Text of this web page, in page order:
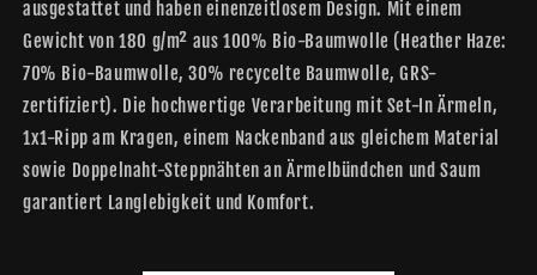
ausgestattet und haben einenzeitlosem Design. Mit einem
Gewicht von 180 g/m² aus 100% Bio-Baumwolle (Heather Haze:
70% Bio-Baumwolle, 30% recycelte Baumwolle, GRS-
zertifiziert). Die hochwertige Verarbeitung mit Set-In Ärmeln,
1x1-Ripp am Kragen, einem Nackenband aus gleichem Material
sowie Doppelnaht-Steppnähten an Ärmelbündchen und Saum
garantiert Langlebigkeit und Komfort.